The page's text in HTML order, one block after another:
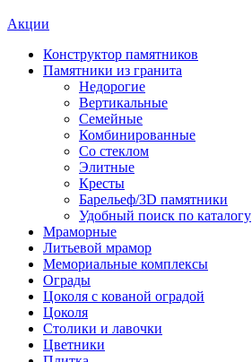
Акции
Конструктор памятников
Памятники из гранита
Недорогие
Вертикальные
Семейные
Комбинированные
Со стеклом
Элитные
Кресты
Барельеф/3D памятники
Удобный поиск по каталогу
Мраморные
Литьевой мрамор
Мемориальные комплексы
Ограды
Цоколя с кованой оградой
Цоколя
Столики и лавочки
Цветники